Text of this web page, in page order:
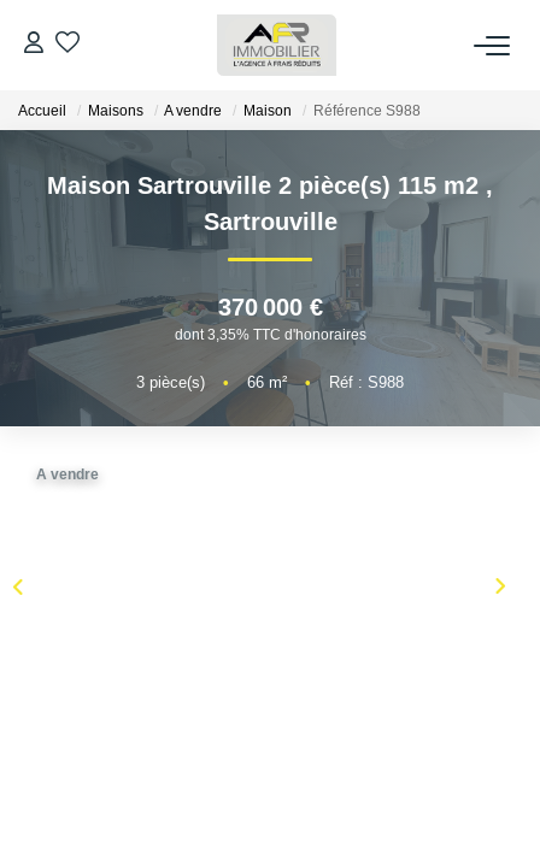
ACHETER
LOUER
ESTIMER
FAIRE GÉRER
NOS AGENCES
AFR IMMOBILIER Chatou - Location | Gestion | Syndic
Accueil Maisons A vendre Maison Référence S988
Maison Sartrouville 2 pièce(s) 115 m2 ,
Sartrouville
370 000 €
dont 3,35% TTC d'honoraires
3 pièce(s) • 66 m² • Réf : S988
A vendre